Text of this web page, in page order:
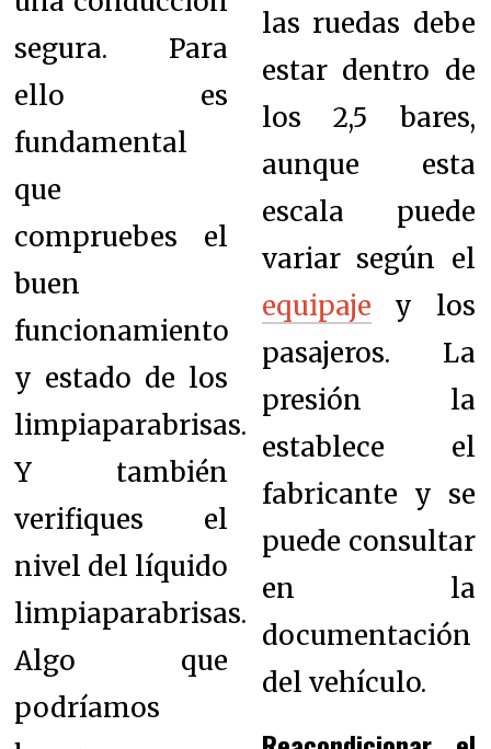
segura. Para
ello es
fundamental
que
compruebes el
buen
funcionamiento
y estado de los
limpiaparabrisas.
Y también
verifiques el
nivel del líquido
limpiaparabrisas.
Algo que
podríamos
las ruedas debe
estar dentro de
los 2,5 bares,
aunque esta
escala puede
variar según el
equipaje y los
pasajeros. La
presión la
establece el
fabricante y se
puede consultar
en la
documentación
del vehículo.